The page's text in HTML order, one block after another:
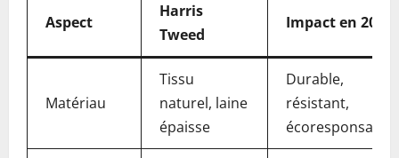
Aspect
Harris
Tweed
Impact en 2026
Matériau
Tissu
naturel, laine
épaisse
Durable,
résistant,
écoresponsable